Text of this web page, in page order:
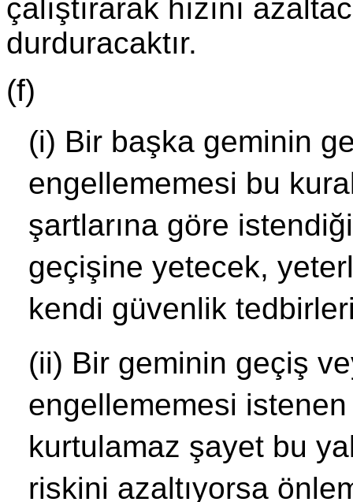
çalıştırarak hızını
durduracaktır.
(f)
(i) Bir başka geminin
engellememesi bu
şartlarına göre
geçişine yetecek,
kendi güvenlik
(ii) Bir geminin geçiş
engellememesi
kurtulamaz şayet bu
riskini azaltıyorsa